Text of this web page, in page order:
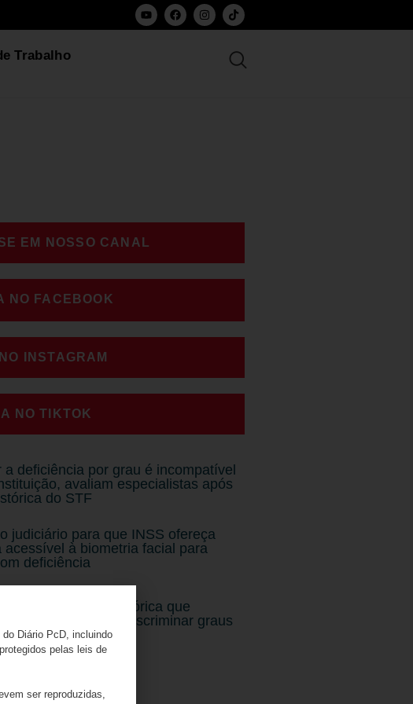
Trabalho
EM NOSSO CANAL
NO FACEBOOK
INSTAGRAM
NO TIKTOK
a deficiência por grau é incompatível
avaliam especialistas após
do STF
judiciário para que INSS ofereça
acessível à biometria facial para
deficiência
em decisão histórica que
brasileiro não pode discriminar graus
Diário PcD, incluindo
pelas leis de
ser reproduzidas,